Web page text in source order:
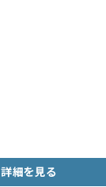
詳細を見る